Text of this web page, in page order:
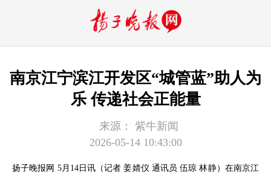
南京江宁滨江开发区“城管蓝”助人为
乐 传递社会正能量
来源：
紫牛新闻
2026-05-14 10:43:00
扬子晚报网 5月14日讯（记者 姜婧仪 通讯员 伍琼 林静）在南京江